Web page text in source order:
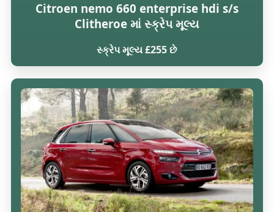
Citroen nemo 660 enterprise hdi s/s
Clitheroe માં સ્ક્રેપ મૂલ્ય
સ્ક્રેપ મૂલ્ય £255 છે